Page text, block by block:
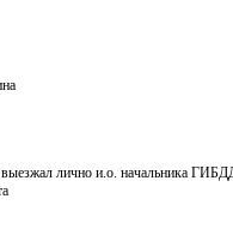
выезжал лично и.о. начальника